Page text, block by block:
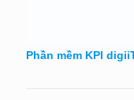
Phần mềm KPI